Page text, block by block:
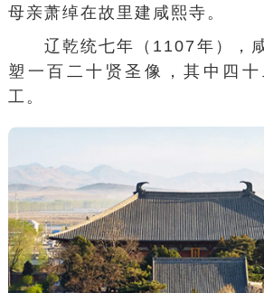
母亲萧绰在故里建咸熙寺。
辽乾统七年（1107年），
塑一百二十贤圣像，其中四
工。